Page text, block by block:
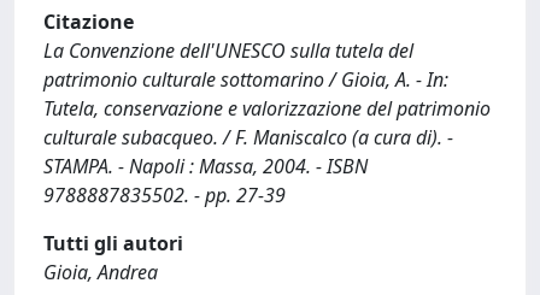
Citazione
La Convenzione dell'UNESCO sulla tutela del
patrimonio culturale sottomarino / Gioia, A. - In:
Tutela, conservazione e valorizzazione del patrimonio
culturale subacqueo. / F. Maniscalco (a cura di). -
STAMPA. - Napoli : Massa, 2004. - ISBN
9788887835502. - pp. 27-39
Tutti gli autori
Gioia, Andrea